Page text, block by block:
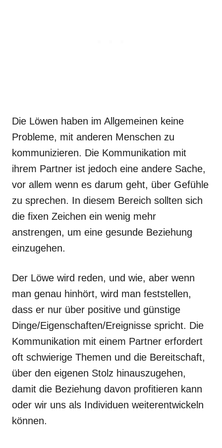
Die Löwen haben im Allgemeinen keine
Probleme, mit anderen Menschen zu
kommunizieren. Die Kommunikation mit
ihrem Partner ist jedoch eine andere Sache,
vor allem wenn es darum geht, über Gefühle
zu sprechen. In diesem Bereich sollten sich
die fixen Zeichen ein wenig mehr
anstrengen, um eine gesunde Beziehung
einzugehen.
Der Löwe wird reden, und wie, aber wenn
man genau hinhört, wird man feststellen,
dass er nur über positive und günstige
Dinge/Eigenschaften/Ereignisse spricht. Die
Kommunikation mit einem Partner erfordert
oft schwierige Themen und die Bereitschaft,
über den eigenen Stolz hinauszugehen,
damit die Beziehung davon profitieren kann
oder wir uns als Individuen weiterentwickeln
können.